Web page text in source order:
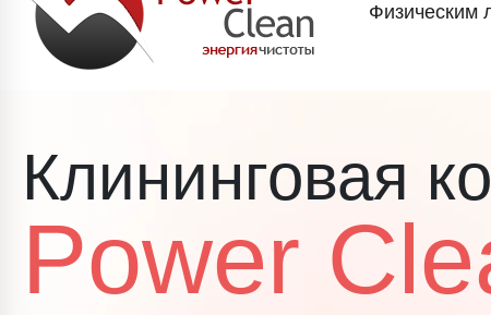
Физическим
Клининговая
Power